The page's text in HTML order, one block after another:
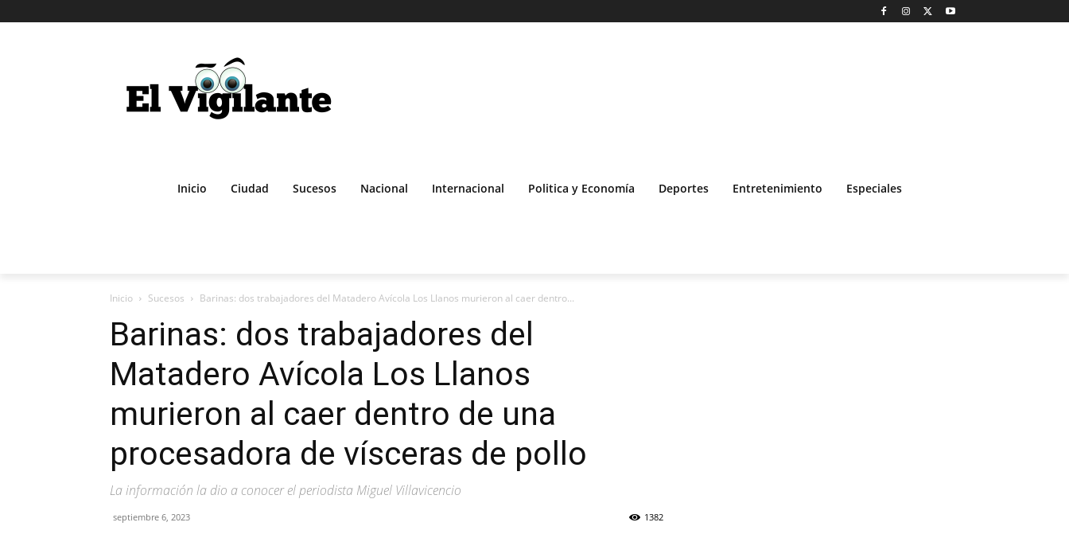
Inicio Ciudad Sucesos Nacional Internacional Politica y Economía Deportes Entretenimiento Especiales
Inicio Sucesos Barinas: dos trabajadores del Matadero Avícola Los Llanos murieron al caer dentro...
Barinas: dos trabajadores del
Matadero Avícola Los Llanos
murieron al caer dentro de una
procesadora de vísceras de pollo
La información la dio a conocer el periodista Miguel Villavicencio
septiembre 6, 2023 1382